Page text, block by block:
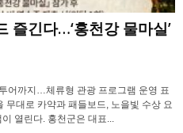
즐긴다…‘홍천강 물마실’
어까지…체류형 관광 프로그램 운영 표
대로 카약과 패들보드, 노을빛 수상 요
열린다. 홍천군은 대표...